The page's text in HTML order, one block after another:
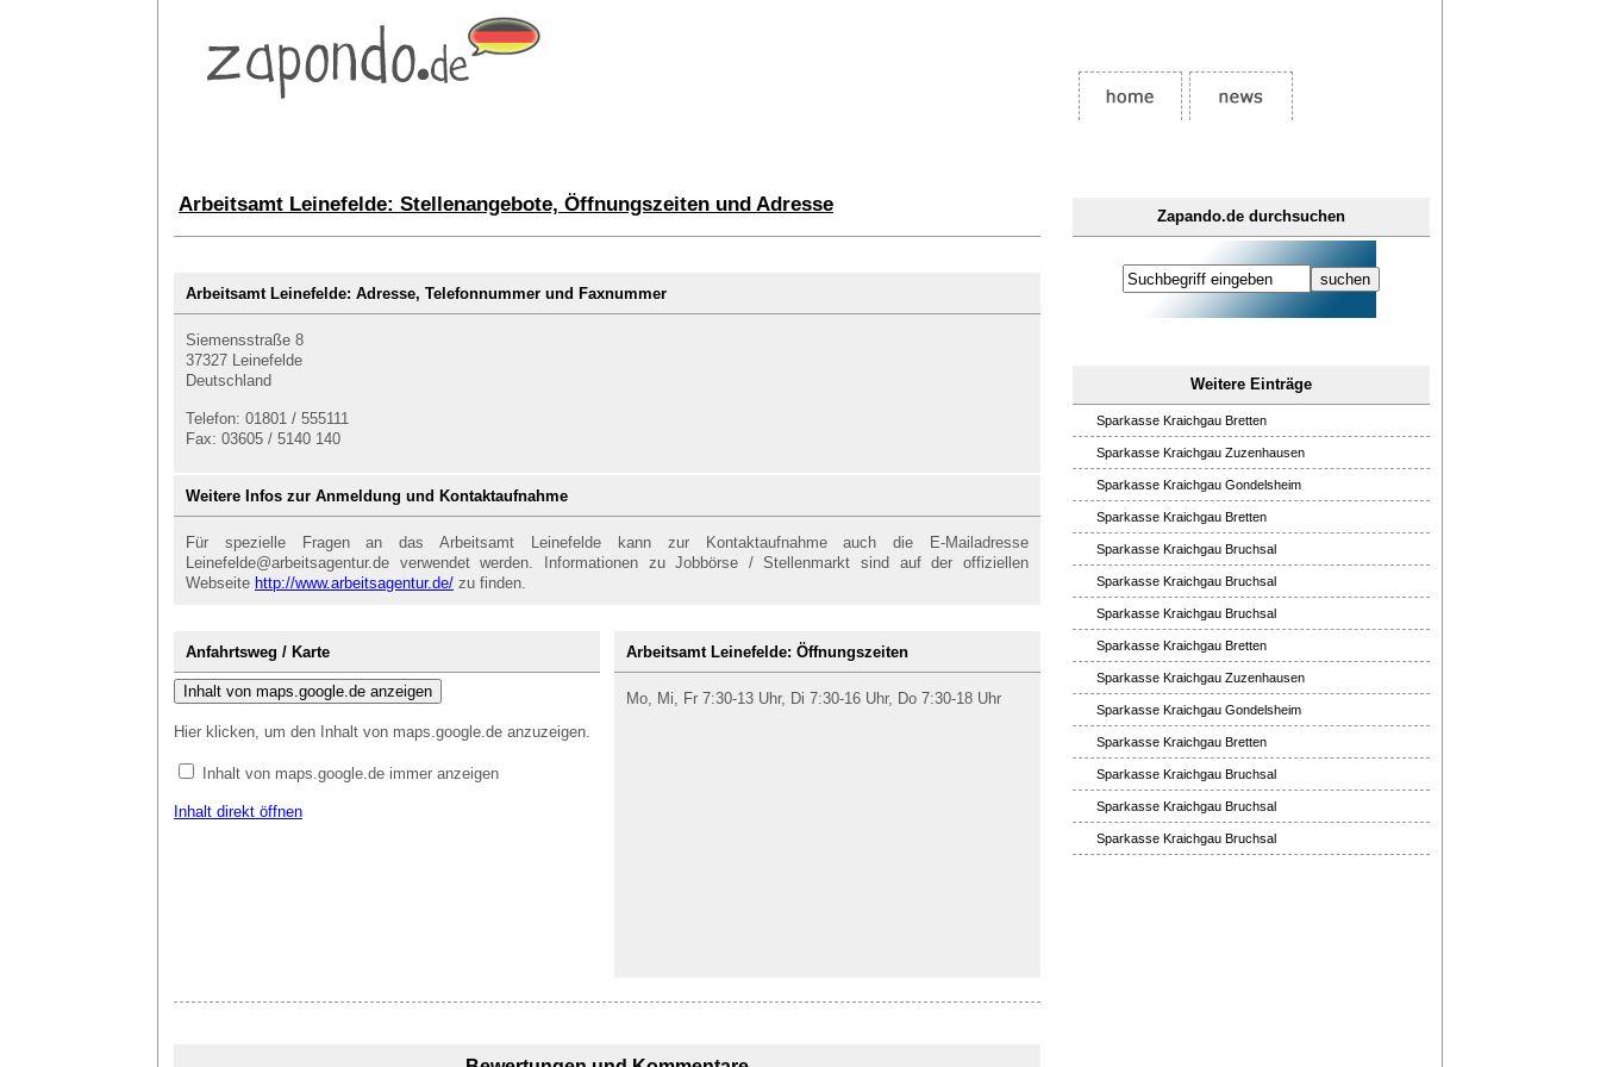
Zapando.de durchsuchen
Weitere Einträge
Sparkasse Kraichgau Bretten
Sparkasse Kraichgau Zuzenhausen
Sparkasse Kraichgau Gondelsheim
Sparkasse Kraichgau Bretten
Sparkasse Kraichgau Bruchsal
Sparkasse Kraichgau Bruchsal
Sparkasse Kraichgau Bruchsal
Sparkasse Kraichgau Bretten
Sparkasse Kraichgau Zuzenhausen
Sparkasse Kraichgau Gondelsheim
Sparkasse Kraichgau Bretten
Sparkasse Kraichgau Bruchsal
Sparkasse Kraichgau Bruchsal
Sparkasse Kraichgau Bruchsal
Arbeitsamt Leinefelde: Stellenangebote, Öffnungszeiten und Adresse
Arbeitsamt Leinefelde: Adresse, Telefonnummer und Faxnummer
Siemensstraße 8
37327 Leinefelde
Deutschland
Telefon: 01801 / 555111
Fax: 03605 / 5140 140
Weitere Infos zur Anmeldung und Kontaktaufnahme
Für spezielle Fragen an das Arbeitsamt Leinefelde kann zur Kontaktaufnahme auch die E-Mailadresse
Leinefelde@arbeitsagentur.de verwendet werden. Informationen zu Jobbörse / Stellenmarkt sind auf der offiziellen
Webseite http://www.arbeitsagentur.de/ zu finden.
Anfahrtsweg / Karte
Inhalt von maps.google.de anzeigen
Hier klicken, um den Inhalt von maps.google.de anzuzeigen.
Inhalt von maps.google.de immer anzeigen
Inhalt direkt öffnen
Arbeitsamt Leinefelde: Öffnungszeiten
Mo, Mi, Fr 7:30-13 Uhr, Di 7:30-16 Uhr, Do 7:30-18 Uhr